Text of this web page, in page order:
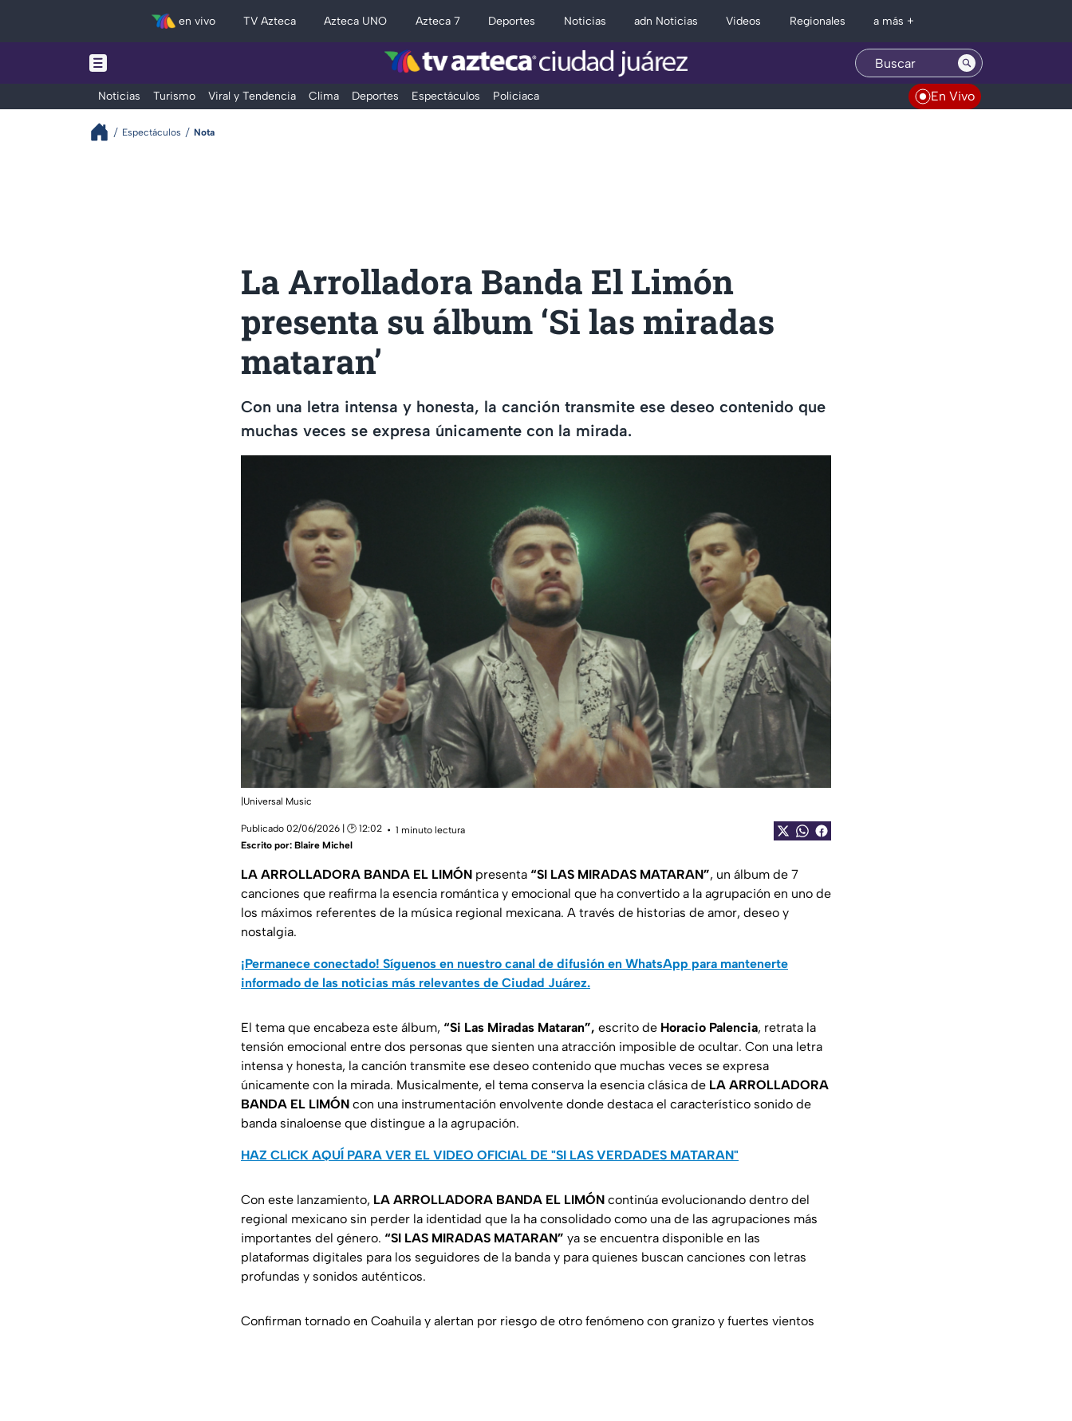
en vivo TV Azteca Azteca UNO Azteca 7 Deportes Noticias adn Noticias Videos Regionales a más +
Noticias Turismo Viral y Tendencia Clima Deportes Espectáculos Policiaca En Vivo
Espectáculos Nota
La Arrolladora Banda El Limón
presenta su álbum ‘Si las miradas
mataran’
Con una letra intensa y honesta, la canción transmite ese deseo contenido que
muchas veces se expresa únicamente con la mirada.
|Universal Music
Publicado 02/06/2026 | 🕑 12:02
1 minuto lectura
Escrito por: Blaire Michel
LA ARROLLADORA BANDA EL LIMÓN presenta “SI LAS MIRADAS MATARAN”, un álbum de 7
canciones que reafirma la esencia romántica y emocional que ha convertido a la agrupación en uno de
los máximos referentes de la música regional mexicana. A través de historias de amor, deseo y
nostalgia.
¡Permanece conectado! Síguenos en nuestro canal de difusión en WhatsApp para mantenerte
informado de las noticias más relevantes de Ciudad Juárez.
El tema que encabeza este álbum, “Si Las Miradas Mataran”, escrito de Horacio Palencia, retrata la
tensión emocional entre dos personas que sienten una atracción imposible de ocultar. Con una letra
intensa y honesta, la canción transmite ese deseo contenido que muchas veces se expresa
únicamente con la mirada. Musicalmente, el tema conserva la esencia clásica de LA ARROLLADORA
BANDA EL LIMÓN con una instrumentación envolvente donde destaca el característico sonido de
banda sinaloense que distingue a la agrupación.
HAZ CLICK AQUÍ PARA VER EL VIDEO OFICIAL DE "SI LAS VERDADES MATARAN"
Con este lanzamiento, LA ARROLLADORA BANDA EL LIMÓN continúa evolucionando dentro del
regional mexicano sin perder la identidad que la ha consolidado como una de las agrupaciones más
importantes del género. “SI LAS MIRADAS MATARAN” ya se encuentra disponible en las
plataformas digitales para los seguidores de la banda y para quienes buscan canciones con letras
profundas y sonidos auténticos.
Confirman tornado en Coahuila y alertan por riesgo de otro fenómeno con granizo y fuertes vientos